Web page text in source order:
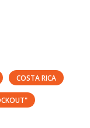
COSTA RICA